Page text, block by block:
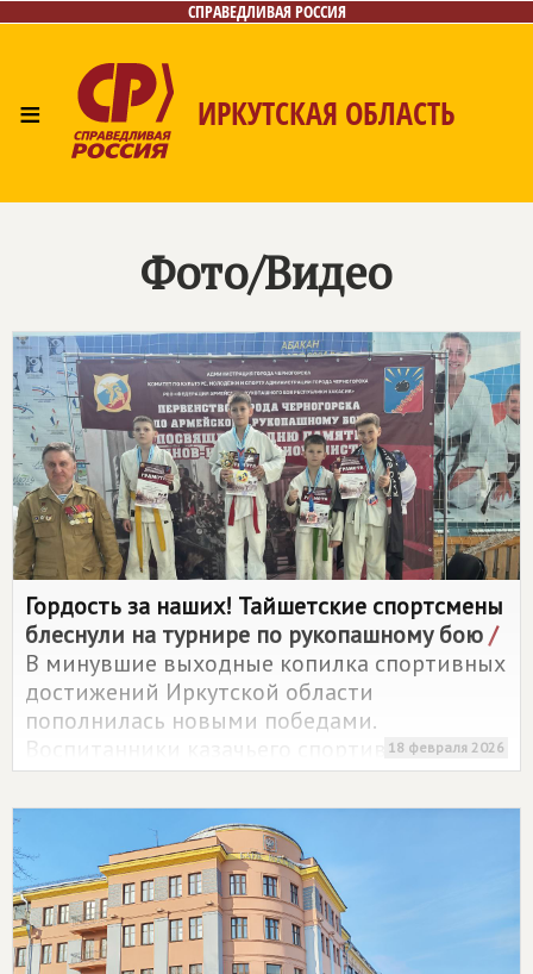
СПРАВЕДЛИВАЯ РОССИЯ
≡ ИРКУТСКАЯ ОБЛАСТЬ
Интернет-приёмная
Фото/Видео
Гордость за наших! Тайшетские спортсмены
блеснули на турнире по рукопашному бою/
В минувшие выходные копилка спортивных
достижений Иркутской области
пополнилась новыми победами.
Воспитанники казачьего спортивного клуба
"Сармат" из Тайшета достойно представили
регион на турнире по армейскому
рукопашному бою в городе Черногорске
Республики Хакасия.
18 февраля 2026